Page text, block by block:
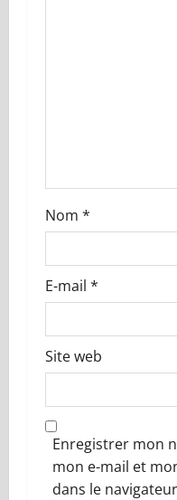
i
c
l
Nom *
E-mail *
Site web
Enregistrer mon
mon e-mail et
dans le